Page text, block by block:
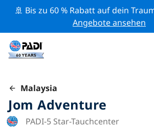
🚢 Bis zu 60 % Rabatt auf dein
Angebote ansehen
Malaysia
Jom Adventure
PADI-5 Star-Tauchcenter